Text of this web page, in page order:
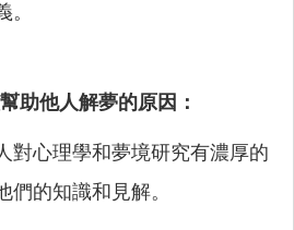
助他人解夢的原因：
對心理學和夢境研究有濃厚的
們的知識和見解。